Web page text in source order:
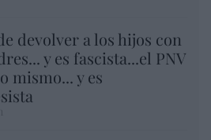
devolver a los hijos con
y es fascista...el PNV
mismo... y es